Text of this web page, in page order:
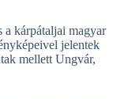
a kárpátaljai magyar
jelentek
mellett Ungvár,